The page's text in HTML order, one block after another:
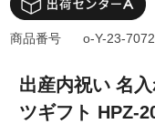
出産内祝い 名
ツギフト HPZ-
商品番号 o-Y-23-